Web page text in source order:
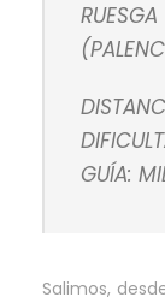
GUÍA:
Salimos,